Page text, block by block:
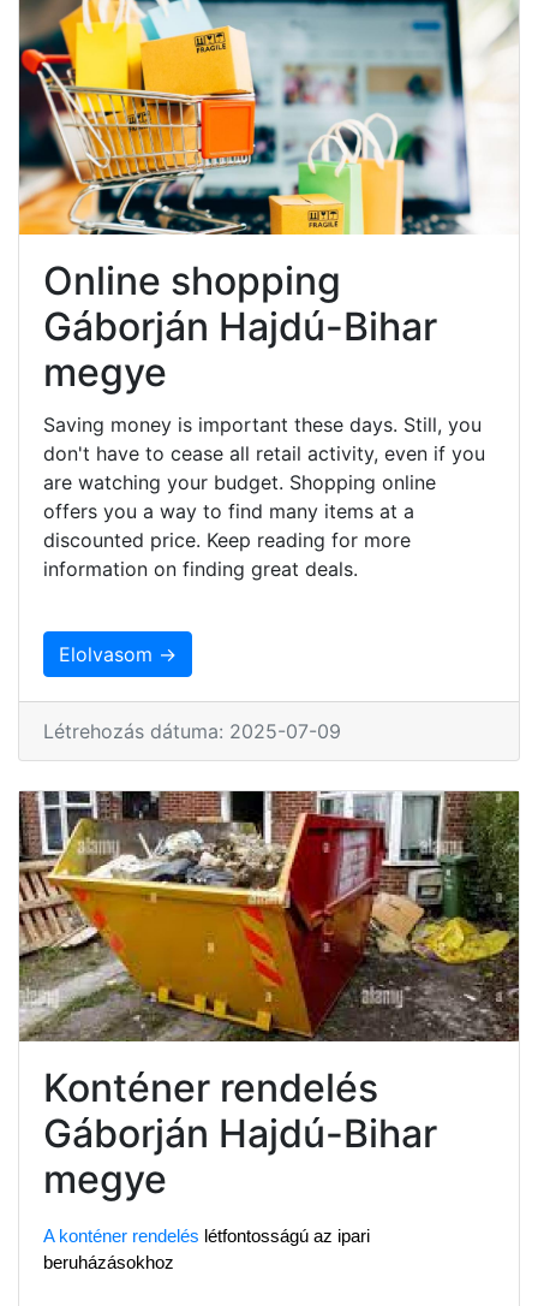
Online shopping
Gáborján Hajdú-Bihar
megye
Saving money is important these days. Still, you
don't have to cease all retail activity, even if you
are watching your budget. Shopping online
offers you a way to find many items at a
discounted price. Keep reading for more
information on finding great deals.
Elolvasom →
Létrehozás dátuma: 2025-07-09
Konténer rendelés
Gáborján Hajdú-Bihar
megye
A konténer rendelés létfontosságú az ipari
beruházásokhoz